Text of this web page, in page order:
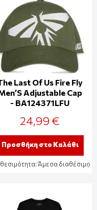
Last Of Us Fire Fly
Adjustable Cap
- BA124371LFU
24,99 €
Προσθήκη στο Καλάθι
Άμεσα διαθέσιμο